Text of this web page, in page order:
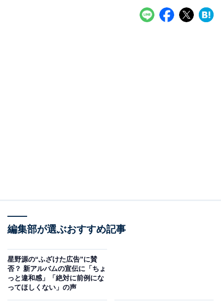
編集部が選ぶおすすめ記事
星野源の“ふざけた広告”に賛
否？ 新アルバムの宣伝に「ちょ
っと違和感」「絶対に前例にな
ってほしくない」の声